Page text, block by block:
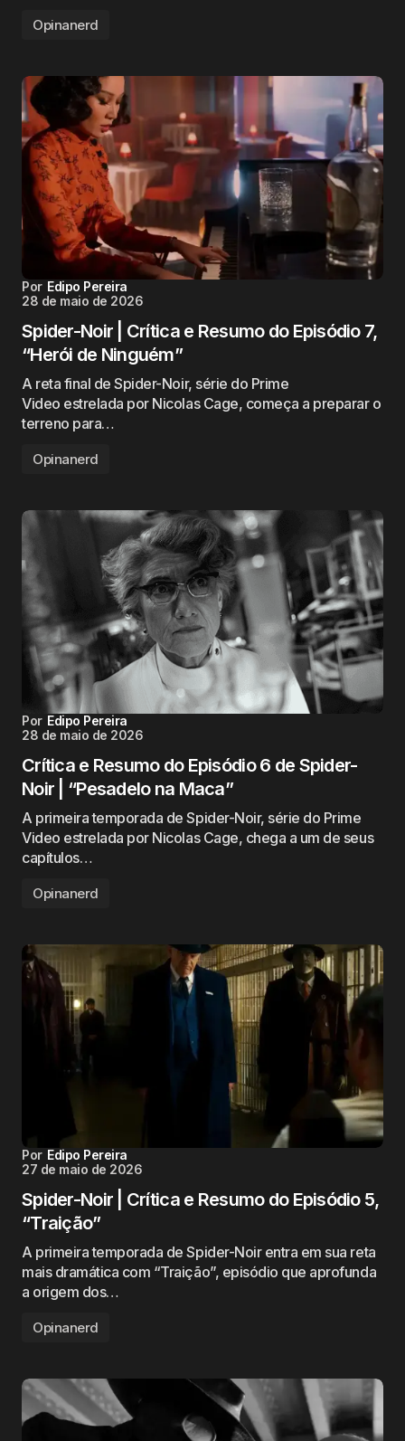
Opinanerd
Por Edipo Pereira
28 de maio de 2026
Spider-Noir | Crítica e Resumo do Episódio 7,
“Herói de Ninguém”
A reta final de Spider-Noir, série do Prime
Video estrelada por Nicolas Cage, começa a preparar o
terreno para…
Opinanerd
Por Edipo Pereira
28 de maio de 2026
Crítica e Resumo do Episódio 6 de Spider-
Noir | “Pesadelo na Maca”
A primeira temporada de Spider-Noir, série do Prime
Video estrelada por Nicolas Cage, chega a um de seus
capítulos…
Opinanerd
Por Edipo Pereira
27 de maio de 2026
Spider-Noir | Crítica e Resumo do Episódio 5,
“Traição”
A primeira temporada de Spider-Noir entra em sua reta
mais dramática com “Traição”, episódio que aprofunda
a origem dos…
Opinanerd